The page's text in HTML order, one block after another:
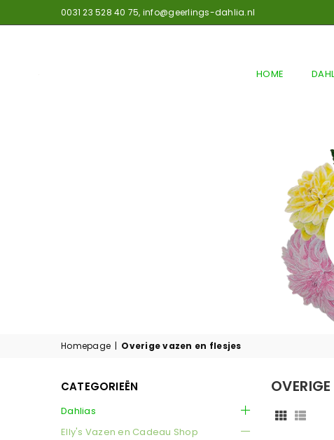
0031 23 528 40 75, info@geerlings-dahlia.nl
HOME
Homepage | Overige vazen en flesjes
CATEGORIEËN
Dahlias
Elly's Vazen en Cadeau Shop